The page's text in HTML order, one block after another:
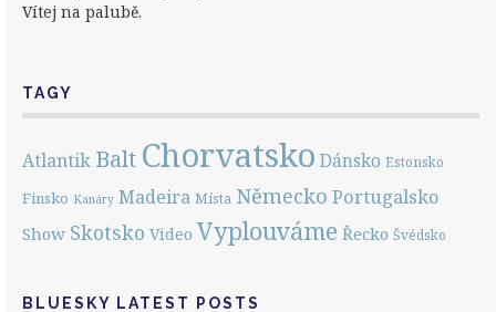
Vítej na palubě.
TAGY
Atlantik Balt Chorvatsko Dánsko Estonsko
Finsko Kanáry Madeira Místa Německo Portugalsko
Show Skotsko Video Vyplouváme Řecko Švédsko
BLUESKY LATEST POSTS